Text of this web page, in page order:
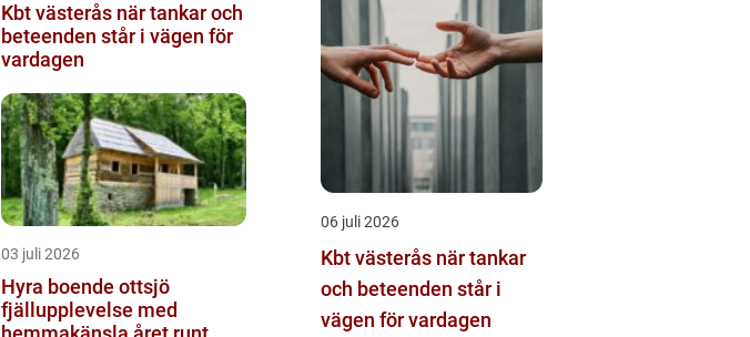
Kbt västerås när tankar och
beteenden står i vägen för
vardagen
03 juli 2026
Hyra boende ottsjö
fjällupplevelse med
06 juli 2026
Kbt västerås när tankar
och beteenden står i
vägen för vardagen